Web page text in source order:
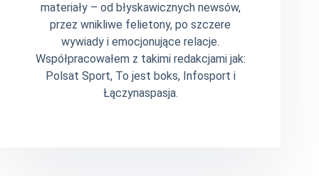
materiały – od błyskawicznych newsów,
przez wnikliwe felietony, po szczere
wywiady i emocjonujące relacje.
Współpracowałem z takimi redakcjami jak:
Polsat Sport, To jest boks, Infosport i
Łączynaspasja.